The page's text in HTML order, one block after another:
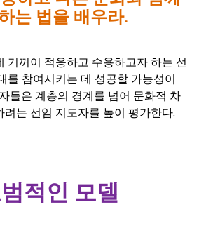
는 법을 배우라.
기꺼이 적응하고 수용하고자 하는 선
를 참여시키는 데 성공할 가능성이
들은 계층의 경계를 넘어 문화적 차
는 선임 지도자를 높이 평가한다.
적인 모델